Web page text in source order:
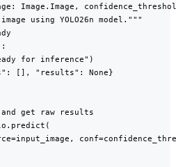
Image.Image,
using YOLO26n model."""
for inference")
[], "results": None}
get raw results